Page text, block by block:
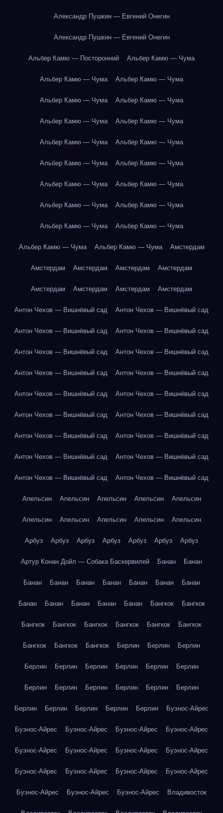
Александр Пушкин — Евгений Онегин
Александр Пушкин — Евгений Онегин
Альбер Камю — Посторонний Альбер Камю — Чума
Альбер Камю — Чума Альбер Камю — Чума
Альбер Камю — Чума Альбер Камю — Чума
Альбер Камю — Чума Альбер Камю — Чума
Альбер Камю — Чума Альбер Камю — Чума
Альбер Камю — Чума Альбер Камю — Чума
Альбер Камю — Чума Альбер Камю — Чума
Альбер Камю — Чума Альбер Камю — Чума
Альбер Камю — Чума Альбер Камю — Чума
Альбер Камю — Чума Альбер Камю — Чума Амстердам
Амстердам Амстердам Амстердам Амстердам
Амстердам Амстердам Амстердам Амстердам
Антон Чехов — Вишнёвый сад Антон Чехов — Вишнёвый сад
Антон Чехов — Вишнёвый сад Антон Чехов — Вишнёвый сад
Антон Чехов — Вишнёвый сад Антон Чехов — Вишнёвый сад
Антон Чехов — Вишнёвый сад Антон Чехов — Вишнёвый сад
Антон Чехов — Вишнёвый сад Антон Чехов — Вишнёвый сад
Антон Чехов — Вишнёвый сад Антон Чехов — Вишнёвый сад
Антон Чехов — Вишнёвый сад Антон Чехов — Вишнёвый сад
Антон Чехов — Вишнёвый сад Антон Чехов — Вишнёвый сад
Антон Чехов — Вишнёвый сад Антон Чехов — Вишнёвый сад
Апельсин Апельсин Апельсин Апельсин Апельсин
Апельсин Апельсин Апельсин Апельсин Апельсин
Арбуз Арбуз Арбуз Арбуз Арбуз Арбуз Арбуз
Артур Конан Дойл — Собака Баскервилей Банан Банан
Банан Банан Банан Банан Банан Банан Банан
Банан Банан Банан Банан Банан Бангкок Бангкок
Бангкок Бангкок Бангкок Бангкок Бангкок Бангкок
Бангкок Бангкок Бангкок Берлин Берлин Берлин
Берлин Берлин Берлин Берлин Берлин Берлин
Берлин Берлин Берлин Берлин Берлин Берлин
Берлин Берлин Берлин Берлин Берлин Буэнос-Айрес
Буэнос-Айрес Буэнос-Айрес Буэнос-Айрес Буэнос-Айрес
Буэнос-Айрес Буэнос-Айрес Буэнос-Айрес Буэнос-Айрес
Буэнос-Айрес Буэнос-Айрес Буэнос-Айрес Буэнос-Айрес
Буэнос-Айрес Буэнос-Айрес Буэнос-Айрес Владивосток